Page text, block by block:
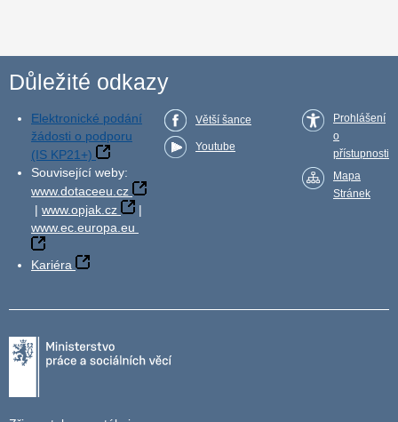
Důležité odkazy
Elektronické podání
žádosti o podporu
(IS KP21+)
Související weby:
www.dotaceeu.cz
| www.opjak.cz
|
www.ec.europa.eu
Kariéra
Větší šance
Youtube
Prohlášení
o
přístupnosti
Mapa
Stránek